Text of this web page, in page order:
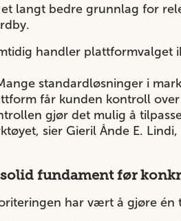
langt bedre grunnlag for
handler plattformvalget
standardløsninger i
får kunden kontroll
gjør det mulig å
sier Gieril Ånde E.
fundament før
har vært å gjøre én